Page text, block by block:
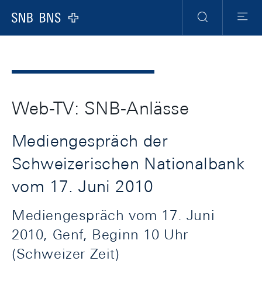
Logo
Navigation
Suche Menu
Web-TV: SNB-Anlässe
Mediengespräch der
Schweizerischen Nationalbank
vom 17. Juni 2010
Mediengespräch vom 17. Juni
2010, Genf, Beginn 10 Uhr
(Schweizer Zeit)